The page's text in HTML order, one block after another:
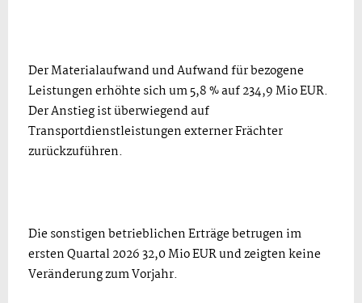
Der Materialaufwand und Aufwand für bezogene
Leistungen erhöhte sich um 5,8 % auf 234,9 Mio EUR.
Der Anstieg ist überwiegend auf
Transportdienstleistungen externer Frächter
zurückzuführen.
Die sonstigen betrieblichen Erträge betrugen im
ersten Quartal 2026 32,0 Mio EUR und zeigten keine
Veränderung zum Vorjahr.